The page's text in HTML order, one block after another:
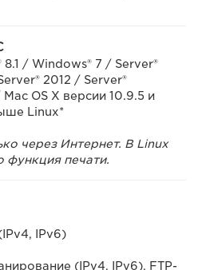
/ Windows® 7 / Server®
2012 / Server®
OS X версии 10.9.5 и
Linux*
через Интернет. В Linux
функция печати.
IPv6)
(IPv4, IPv6), FTP-